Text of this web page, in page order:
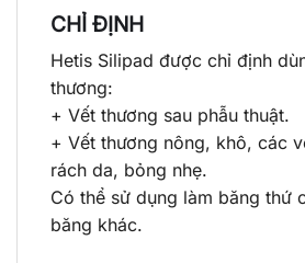
CHỈ ĐỊNH
Hetis Silipad được chỉ định
thương:
+ Vết thương sau phẫu thuật.
+ Vết thương nông, khô, các
rách da, bỏng nhẹ.
Có thể sử dụng làm băng thứ
băng khác.